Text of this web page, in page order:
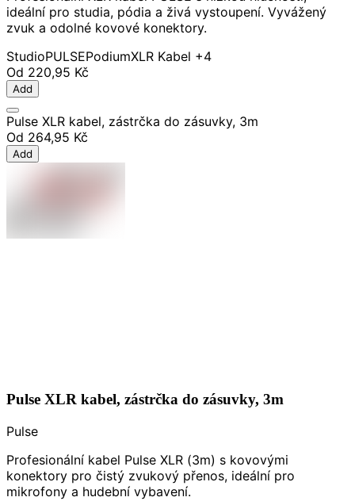
ideální pro studia, pódia a živá vystoupení. Vyvážený
zvuk a odolné kovové konektory.
StudioPULSEPodiumXLR Kabel +4
Od 220,95 Kč
Add
Pulse XLR kabel, zástrčka do zásuvky, 3m
Od 264,95 Kč
Add
Pulse XLR kabel, zástrčka do zásuvky, 3m
Pulse
Profesionální kabel Pulse XLR (3m) s kovovými
konektory pro čistý zvukový přenos, ideální pro
mikrofony a hudební vybavení.